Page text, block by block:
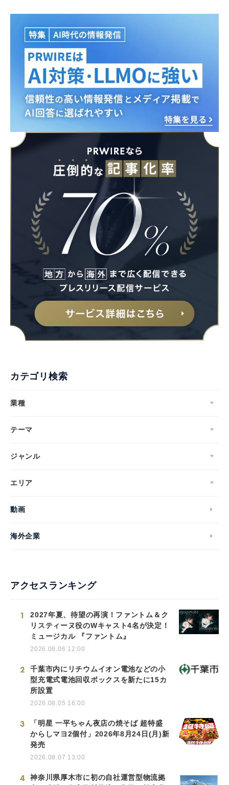
カテゴリ検索
業種
テーマ
ジャンル
エリア
動画
海外企業
アクセスランキング
1
2027年夏、待望の再演！ファントム＆ク
リスティーヌ役のWキャスト4名が決定！
ミュージカル 『ファントム』
2026.08.06 12:00
2
千葉市内にリチウムイオン電池などの小
型充電式電池回収ボックスを新たに15カ
所設置
2026.08.05 16:00
3
「明星 一平ちゃん夜店の焼そば 超特盛
からしマヨ2個付」2026年8月24日(月)新
発売
2026.08.07 13:00
4
神奈川県厚木市に初の自社運営型物流拠
Japanese
English